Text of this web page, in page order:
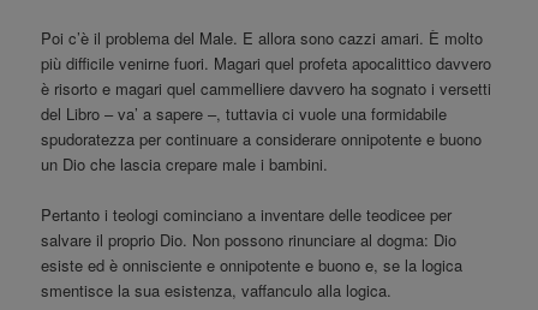
Poi c’è il problema del Male. E allora sono cazzi amari. È molto
più difficile venirne fuori. Magari quel profeta apocalittico davvero
è risorto e magari quel cammelliere davvero ha sognato i versetti
del Libro – va’ a sapere –, tuttavia ci vuole una formidabile
spudoratezza per continuare a considerare onnipotente e buono
un Dio che lascia crepare male i bambini.
Pertanto i teologi cominciano a inventare delle teodicee per
salvare il proprio Dio. Non possono rinunciare al dogma: Dio
esiste ed è onnisciente e onnipotente e buono e, se la logica
smentisce la sua esistenza, vaffanculo alla logica.